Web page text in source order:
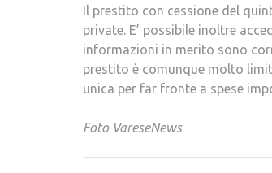
Il prestito con cessione del
private. E’ possibile inoltre
informazioni in merito sono
prestito è comunque molto
unica per far fronte a spese
Foto VareseNews